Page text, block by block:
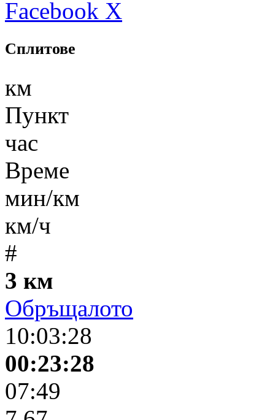
Facebook X
Сплитове
км
Пункт
час
Време
мин/км
км/ч
#
3 км
Обръщалото
10:03:28
00:23:28
07:49